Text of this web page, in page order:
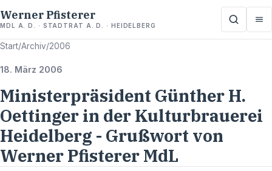
Werner Pfisterer
MDL A. D. · STADTRAT A. D. · HEIDELBERG
Start/Archiv/2006
18. März 2006
Ministerpräsident Günther H.
Oettinger in der Kulturbrauerei
Heidelberg - Grußwort von
Werner Pfisterer MdL